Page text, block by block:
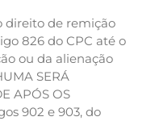
direito de remição
826 do CPC até o
ou da alienação
SERÁ
APÓS OS
902 e 903, do